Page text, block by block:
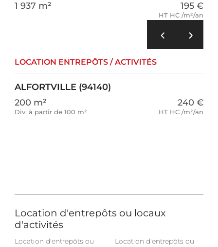
1 937 m²
195 €
HT HC /m²/an
LOCATION ENTREPÔTS / ACTIVITÉS
ALFORTVILLE (94140)
200 m²
Div. à partir de 100 m²
240 €
HT HC /m²/an
Location d'entrepôts ou locaux
d'activités
Location d'entrepôts ou
Location d'entrepôts ou